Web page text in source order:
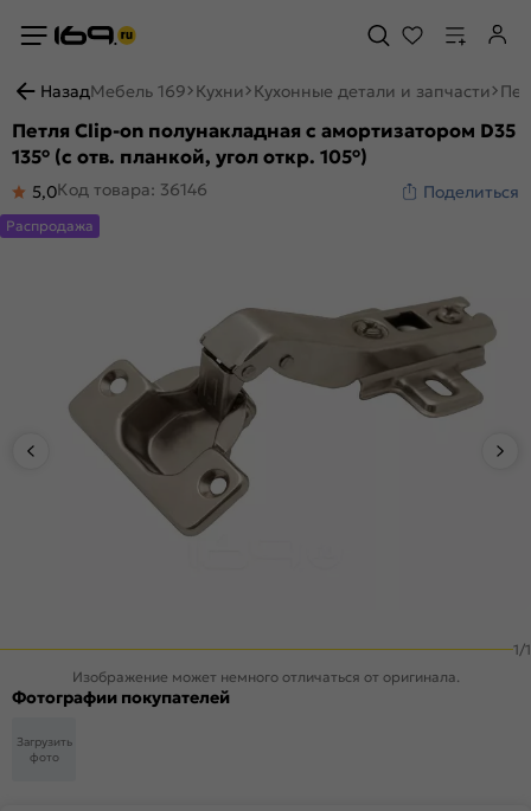
НазадМебель 169 Кухни Кухонные детали и запчасти
Петля Clip-on полунакладная с амортизатором D35
135° (с отв. планкой, угол откр. 105°)
5,0Код товара: 36146 Поделиться
1/1
Распродажа
Изображение может немного отличаться от оригинала.
Фотографии покупателей
Загрузить
фото